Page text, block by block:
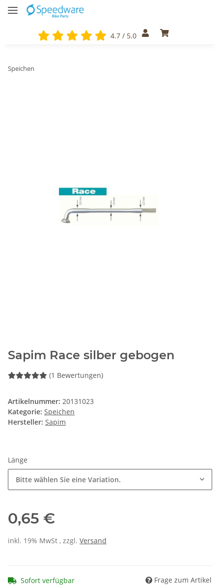
4.7 / 5.0
Speichen
Sapim Race silber gebogen
(1 Bewertungen)
Artikelnummer: 20131023
Kategorie: Speichen
Hersteller: Sapim
Länge
Bitte wählen Sie eine Variation.
0,65 €
inkl. 19% MwSt , zzgl. Versand
Sofort verfügbar Frage zum Artikel